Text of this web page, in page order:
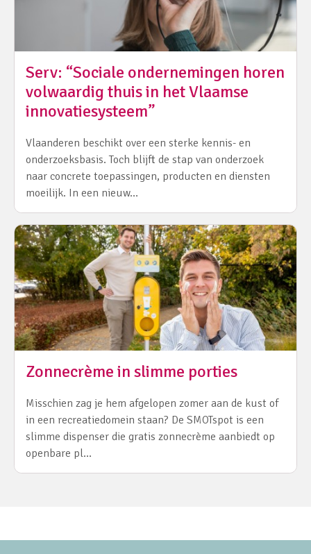
Serv: “Sociale ondernemingen horen
volwaardig thuis in het Vlaamse
innovatiesysteem”
Vlaanderen beschikt over een sterke kennis- en
onderzoeksbasis. Toch blijft de stap van onderzoek
naar concrete toepassingen, producten en diensten
moeilijk. In een nieuw…
Zonnecrème in slimme porties
Misschien zag je hem afgelopen zomer aan de kust of
in een recreatiedomein staan? De SMOTspot is een
slimme dispenser die gratis zonnecrème aanbiedt op
openbare pl…